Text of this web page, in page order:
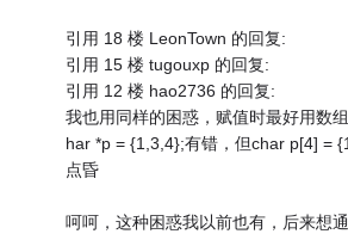
引用 18 楼 LeonTown 的回复:
引用 15 楼 tugouxp 的回复:
引用 12 楼 hao2736 的回复:
我也用同样的困惑，赋值时最好用数
har *p = {1,3,4};有错，但char p[4] =
点昏
呵呵，这种困惑我以前也有，后来想